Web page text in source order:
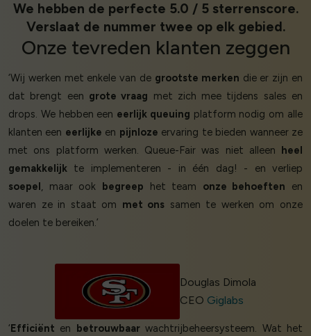
We hebben de perfecte 5.0 / 5 sterrenscore.
Verslaat de nummer twee op elk gebied.
Onze tevreden klanten zeggen
‘Wij werken met enkele van de grootste merken die er zijn en
dat brengt een grote vraag met zich mee tijdens sales en
drops. We hebben een eerlijk queuing platform nodig om alle
klanten een eerlijke en pijnloze ervaring te bieden wanneer ze
met ons platform werken. Queue-Fair was niet alleen
heel
gemakkelijk te implementeren - in één dag! - en verliep
soepel , maar ook begreep het team onze behoeften en
waren ze in staat om met ons samen te werken om onze
doelen te bereiken.’
Douglas Dimola
CEO Giglabs
‘ Efficiënt en betrouwbaarwachtrijbeheersysteem. Wat het